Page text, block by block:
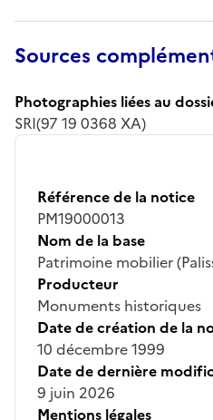
Sources
Photographies liées au
SRI(97 19 0368 XA)
Référence de la notice
PM19000013
Nom de la base
Patrimoine mobilier
Producteur
Monuments historiques
Date de création de la
10 décembre 1999
Date de dernière
9 juin 2026
Mentions légales